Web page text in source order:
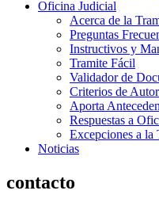
Oficina Judicial
Acerca de la
Preguntas
Instructivos y
Tramite Fácil
Validador de
Criterios de
Aporta
Respuestas a
Excepciones a la
Noticias
contacto